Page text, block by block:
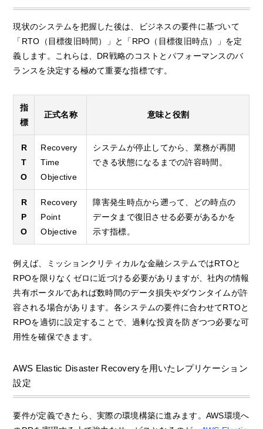
現状のシステムを把握した後は、ビジネスの要件に基づいて
「RTO（目標復旧時間）」と「RPO（目標復旧時点）」を定
義します。これらは、DR戦略のコストとパフォーマンスのバ
ランスを決定する極めて重要な指標です。
指
標
正式名称 意味と役割
R
T
O
Recovery
Time
Objective
システムが停止してから、業務が再開
できる状態になるまでの許容時間。
R
P
O
Recovery
Point
Objective
障害発生時点から遡って、どの時点の
データまで復旧させる必要があるかを
示す指標。
例えば、ミッションクリティカルな金融システムではRTOと
RPOを限りなくゼロに近づける必要がありますが、社内の情報
共有ポータルであれば数時間のデータ損失やダウンタイムが許
容される場合があります。各システムの要件に合わせてRTOと
RPOを適切に設定することで、過剰な投資を防ぎつつ必要な可
用性を確保できます。
AWS Elastic Disaster Recoveryを用いたレプリケーション
設定
要件が定義できたら、実際の環境構築に進みます。AWS環境へ